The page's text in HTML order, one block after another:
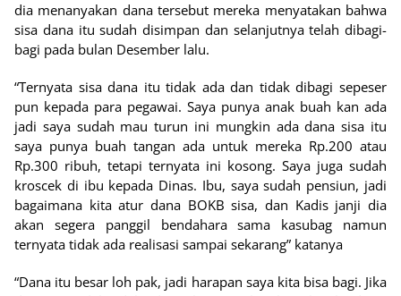
dia menanyakan dana tersebut mereka menyatakan bahwa
sisa dana itu sudah disimpan dan selanjutnya telah dibagi-
bagi pada bulan Desember lalu.
“Ternyata sisa dana itu tidak ada dan tidak dibagi sepeser
pun kepada para pegawai. Saya punya anak buah kan ada
jadi saya sudah mau turun ini mungkin ada dana sisa itu
saya punya buah tangan ada untuk mereka Rp.200 atau
Rp.300 ribuh, tetapi ternyata ini kosong. Saya juga sudah
kroscek di ibu kepada Dinas. Ibu, saya sudah pensiun, jadi
bagaimana kita atur dana BOKB sisa, dan Kadis janji dia
akan segera panggil bendahara sama kasubag namun
ternyata tidak ada realisasi sampai sekarang” katanya
“Dana itu besar loh pak, jadi harapan saya kita bisa bagi. Jika